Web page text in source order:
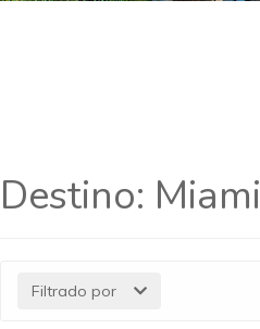
Destino: Miami
Filtrado por